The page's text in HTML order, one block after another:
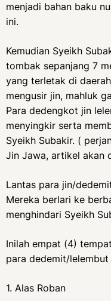
menjadi bahan baku
ini.
Kemudian Syeikh
tombak sepanjang 7
yang terletak di
mengusir jin, mahluk
Para dedengkot jin
menyingkir serta
Syeikh Subakir. (
Jin Jawa, artikel akan
Lantas para jin/
Mereka berlari ke
menghindari Syeikh
Inilah empat (4)
para dedemit/
1. Alas Roban